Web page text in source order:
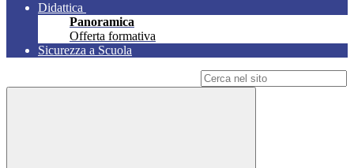
Didattica
Panoramica
Offerta formativa
Sicurezza a Scuola